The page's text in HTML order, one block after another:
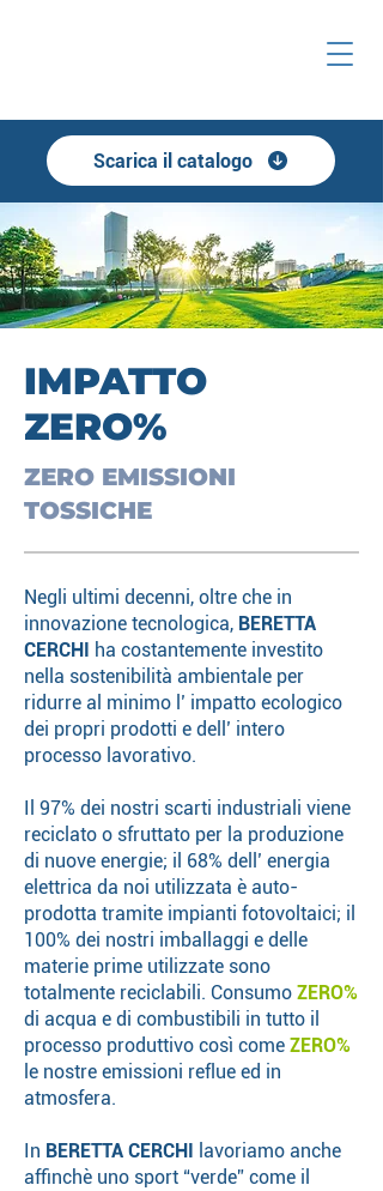
Scarica il catalogo
IMPATTO
ZERO%
ZERO EMISSIONI
TOSSICHE
Negli ultimi decenni, oltre che in
innovazione tecnologica, BERETTA
CERCHI ha costantemente investito
nella sostenibilità ambientale per
ridurre al minimo l’ impatto ecologico
dei propri prodotti e dell’ intero
processo lavorativo.
Il 97% dei nostri scarti industriali viene
reciclato o sfruttato per la produzione
di nuove energie; il 68% dell’ energia
elettrica da noi utilizzata è auto-
prodotta tramite impianti fotovoltaici; il
100% dei nostri imballaggi e delle
materie prime utilizzate sono
totalmente reciclabili. Consumo ZERO%
di acqua e di combustibili in tutto il
processo produttivo così come ZERO%
le nostre emissioni reflue ed in
atmosfera.
In BERETTA CERCHI lavoriamo anche
affinchè uno sport “verde” come il